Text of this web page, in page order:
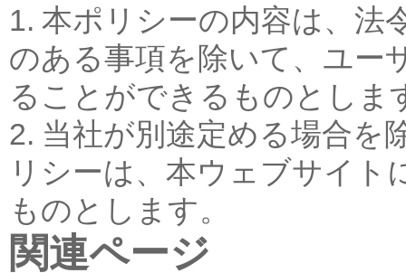
1. 本ポリシーの内容は、法
のある事項を除いて、ユー
ることができるものとしま
2. 当社が別途定める場合を
リシーは、本ウェブサイト
ものとします。
関連ページ